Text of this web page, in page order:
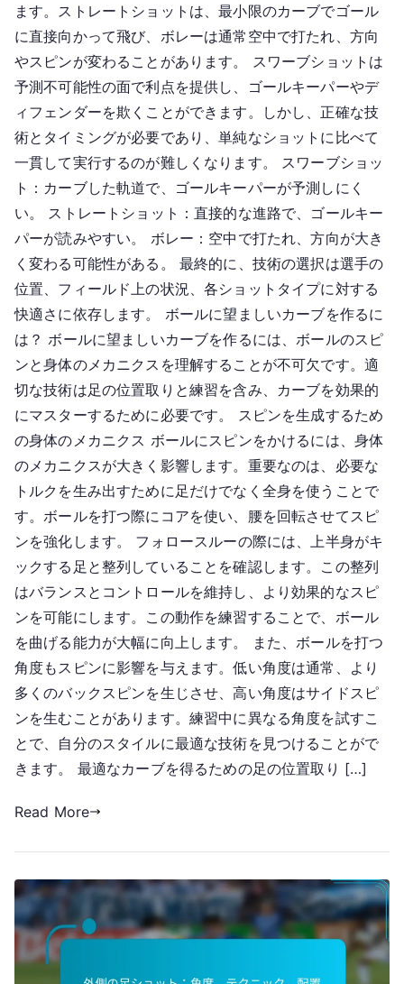
ます。ストレートショットは、最小限のカーブでゴール
に直接向かって飛び、ボレーは通常空中で打たれ、方向
やスピンが変わることがあります。 スワーブショットは
予測不可能性の面で利点を提供し、ゴールキーパーやデ
ィフェンダーを欺くことができます。しかし、正確な技
術とタイミングが必要であり、単純なショットに比べて
一貫して実行するのが難しくなります。 スワーブショッ
ト：カーブした軌道で、ゴールキーパーが予測しにく
い。 ストレートショット：直接的な進路で、ゴールキー
パーが読みやすい。 ボレー：空中で打たれ、方向が大き
く変わる可能性がある。 最終的に、技術の選択は選手の
位置、フィールド上の状況、各ショットタイプに対する
快適さに依存します。 ボールに望ましいカーブを作るに
は？ ボールに望ましいカーブを作るには、ボールのスピ
ンと身体のメカニクスを理解することが不可欠です。適
切な技術は足の位置取りと練習を含み、カーブを効果的
にマスターするために必要です。 スピンを生成するため
の身体のメカニクス ボールにスピンをかけるには、身体
のメカニクスが大きく影響します。重要なのは、必要な
トルクを生み出すために足だけでなく全身を使うことで
す。ボールを打つ際にコアを使い、腰を回転させてスピ
ンを強化します。 フォロースルーの際には、上半身がキ
ックする足と整列していることを確認します。この整列
はバランスとコントロールを維持し、より効果的なスピ
ンを可能にします。この動作を練習することで、ボール
を曲げる能力が大幅に向上します。 また、ボールを打つ
角度もスピンに影響を与えます。低い角度は通常、より
多くのバックスピンを生じさせ、高い角度はサイドスピ
ンを生むことがあります。練習中に異なる角度を試すこ
とで、自分のスタイルに最適な技術を見つけることがで
きます。 最適なカーブを得るための足の位置取り […]
Read More